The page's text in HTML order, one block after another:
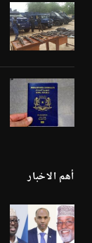
أهم الاخبار